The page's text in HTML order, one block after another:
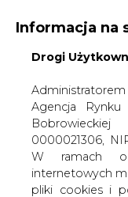
WYDAWCA
WYSOKI
Informacja na
Drogi
Agencja
0000021306,
W ramach
internetowych
pliki cookies i